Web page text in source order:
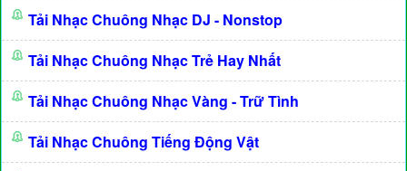
Tải Nhạc Chuông Nhạc DJ - Nonstop
Tải Nhạc Chuông Nhạc Trẻ Hay Nhất
Tải Nhạc Chuông Nhạc Vàng - Trữ Tình
Tải Nhạc Chuông Tiếng Động Vật